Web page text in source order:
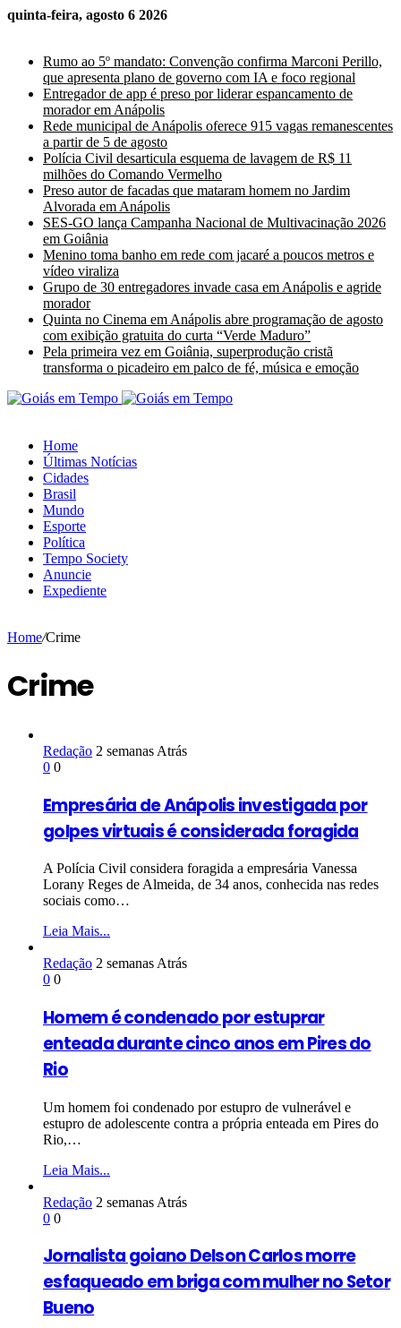
quinta-feira, agosto 6 2026
Rumo ao 5º mandato: Convenção confirma Marconi Perillo,
que apresenta plano de governo com IA e foco regional
Entregador de app é preso por liderar espancamento de
morador em Anápolis
Rede municipal de Anápolis oferece 915 vagas remanescentes
a partir de 5 de agosto
Polícia Civil desarticula esquema de lavagem de R$ 11
milhões do Comando Vermelho
Preso autor de facadas que mataram homem no Jardim
Alvorada em Anápolis
SES-GO lança Campanha Nacional de Multivacinação 2026
em Goiânia
Menino toma banho em rede com jacaré a poucos metros e
vídeo viraliza
Grupo de 30 entregadores invade casa em Anápolis e agride
morador
Quinta no Cinema em Anápolis abre programação de agosto
com exibição gratuita do curta “Verde Maduro”
Pela primeira vez em Goiânia, superprodução cristã
transforma o picadeiro em palco de fé, música e emoção
Home
Últimas Notícias
Cidades
Brasil
Mundo
Esporte
Política
Tempo Society
Anuncie
Expediente
Home/Crime
Crime
Redação 2 semanas Atrás
0 0
Empresária de Anápolis investigada por
golpes virtuais é considerada foragida
A Polícia Civil considera foragida a empresária Vanessa
Lorany Reges de Almeida, de 34 anos, conhecida nas redes
sociais como…
Leia Mais...
Redação 2 semanas Atrás
0 0
Homem é condenado por estuprar
enteada durante cinco anos em Pires do
Rio
Um homem foi condenado por estupro de vulnerável e
estupro de adolescente contra a própria enteada em Pires do
Rio,…
Leia Mais...
Redação 2 semanas Atrás
0 0
Jornalista goiano Delson Carlos morre
esfaqueado em briga com mulher no Setor
Bueno